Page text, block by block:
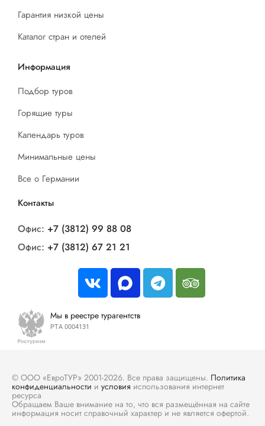
Гарантия низкой цены
Каталог стран и отелей
Информация
Подбор туров
Горящие туры
Календарь туров
Минимальные цены
Все о Германии
Контакты
Офис: +7 (3812) 99 88 08
Офис: +7 (3812) 67 21 21
Мы в реестре турагентств
РТА 0004131
© ООО «ЕвроТУР» 2001-2026. Все права защищены. Политика
конфиденциальности и условия использования интернет
ресурса
Обращаем Ваше внимание на то, что вся размещённая на сайте
информация носит справочный характер и не является офертой.